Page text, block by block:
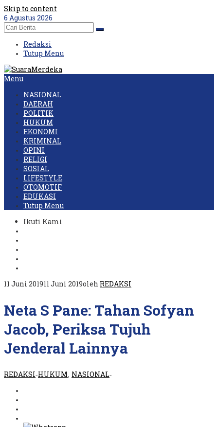
Skip to content
6 Agustus 2026
Redaksi
Tutup Menu
Menu
NASIONAL
DAERAH
POLITIK
HUKUM
EKONOMI
KRIMINAL
OPINI
RELIGI
SOSIAL
LIFESTYLE
OTOMOTIF
EDUKASI
Tutup Menu
Ikuti Kami
11 Juni 201911 Juni 2019oleh REDAKSI
Neta S Pane: Tahan Sofyan
Jacob, Periksa Tujuh
Jenderal Lainnya
REDAKSI-HUKUM NASIONAL-